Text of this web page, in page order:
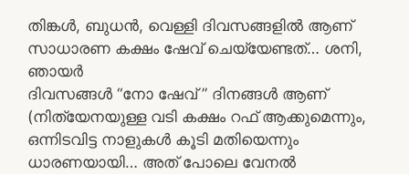
തിങ്കൾ, ബുധൻ, വെള്ളി ദിവസങ്ങളിൽ ആണ്
സാധാരണ കക്ഷം ഷേവ് ചെയ്യേണ്ടത്… ശനി,
ഞായർ
ദിവസങ്ങൾ “നോ ഷേവ് ” ദിനങ്ങൾ ആണ്
(നിത്യേനയുള്ള വടി കക്ഷം റഫ് ആക്കുമെന്നും,
ഒന്നിടവിട്ട നാളുകൾ കൂടി മതിയെന്നും
ധാരണയായി… അത് പോലെ വേനൽ